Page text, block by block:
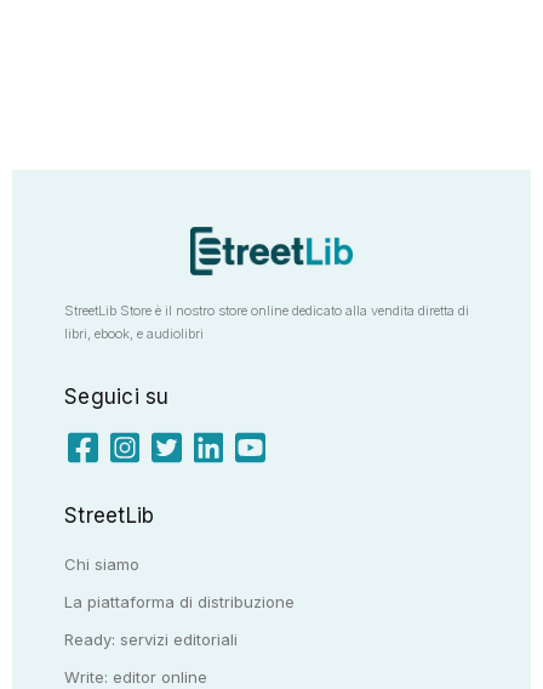
StreetLib Store è il nostro store online dedicato alla vendita diretta di
libri, ebook, e audiolibri
Seguici su
StreetLib
Chi siamo
La piattaforma di distribuzione
Ready: servizi editoriali
Write: editor online